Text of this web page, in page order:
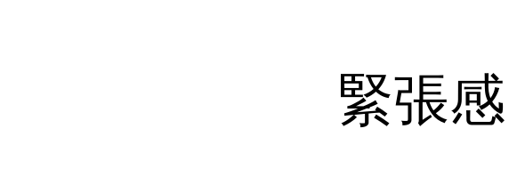
緊張感